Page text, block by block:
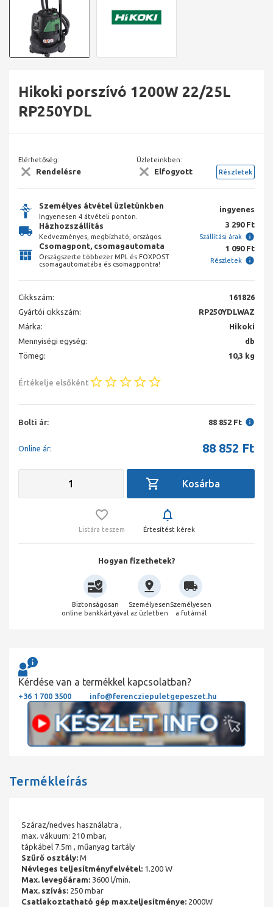
Hikoki porszívó 1200W 22/25L
RP250YDL
Elérhetőség:
Rendelésre
Üzleteinkben:
Elfogyott Részletek
Személyes átvétel üzletünkben
Ingyenesen 4 átvételi ponton.
ingyenes
Házhozszállítás
Kedvezményes, megbízható, országos.
3 290 Ft
Szállítási árak
Csomagpont, csomagautomata
Országszerte többezer MPL és FOXPOST
csomagautomatába és csomagpontra!
1 090 Ft
Részletek
Cikkszám:
161826
Gyártói cikkszám:
RP250YDLWAZ
Márka:
Hikoki
Mennyiségi egység:
db
Tömeg:
10,3 kg
Értékelje elsőként
Bolti ár: 88 852 Ft
Online ár: 88 852 Ft
Listára teszem Értesítést kérek
Hogyan fizethetek?
Biztonságosan
online bankkártyával
Személyesen
az üzletben
Személyesen
a futárnál
Kérdése van a termékkel kapcsolatban?
+36 1 700 3500 info@ferencziepuletgepeszet.hu
Termékleírás
Száraz/nedves használatra ,
max. vákuum: 210 mbar,
tápkábel 7.5m , műanyag tartály
Szűrő osztály: M
Névleges teljesítményfelvétel: 1.200 W
Max. levegőáram: 3600 l/min.
Max. szívás: 250 mbar
Csatlakoztatható gép max.teljesítménye: 2000W